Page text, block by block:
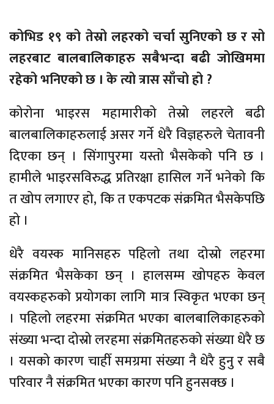
कोभिड १९ को तेस्रो लहरको चर्चा सुनिएको छ र सो
लहरबाट बालबालिकाहरु सबैभन्दा बढी जोखिममा
रहेको भनिएको छ । के त्यो त्रास साँचो हो ?
कोरोना भाइरस महामारीको तेस्रो लहरले बढी
बालबालिकाहरुलाई असर गर्ने धेरै विज्ञहरुले चेतावनी
दिएका छन् । सिंगापुरमा यस्तो भैसकेको पनि छ ।
हामीले भाइरसविरुद्ध प्रतिरक्षा हासिल गर्ने भनेको कि
त खोप लगाएर हो, कि त एकपटक संक्रमित भैसकेपछि
हो ।
धेरै वयस्क मानिसहरु पहिलो तथा दोस्रो लहरमा
संक्रमित भैसकेका छन् । हालसम्म खोपहरु केवल
वयस्कहरुको प्रयोगका लागि मात्र स्विकृत भएका छन्
। पहिलो लहरमा संक्रमित भएका बालबालिकाहरुको
संख्या भन्दा दोस्रो लरहमा संक्रमितहरुको संख्या धेरै छ
। यसको कारण चाहीँ समग्रमा संख्या नै धेरै हुनु र सबै
परिवार नै संक्रमित भएका कारण पनि हुनसक्छ ।